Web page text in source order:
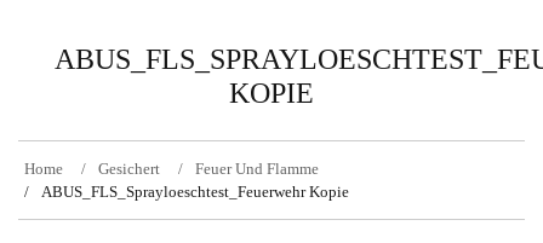
KOPIE
Home Gesichert
Feuer Und Flamme
ABUS_FLS_Sprayloeschtest_Feuerwehr Kopie